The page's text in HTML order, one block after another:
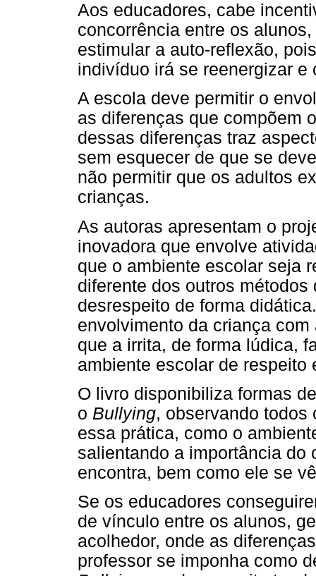
Aos educadores, cabe
concorrência entre os
estimular a auto-reflexão,
indivíduo irá se reenergizar
A escola deve permitir o
as diferenças que compõem
dessas diferenças traz
sem esquecer de que se
não permitir que os adultos
crianças.
As autoras apresentam o
inovadora que envolve
que o ambiente escolar seja
diferente dos outros
desrespeito de forma
envolvimento da criança
que a irrita, de forma lúdica,
ambiente escolar de respeito
O livro disponibiliza formas
o Bullying, observando todos
essa prática, como o
salientando a importância do
encontra, bem como ele se
Se os educadores
de vínculo entre os alunos,
acolhedor, onde as
professor se imponha como